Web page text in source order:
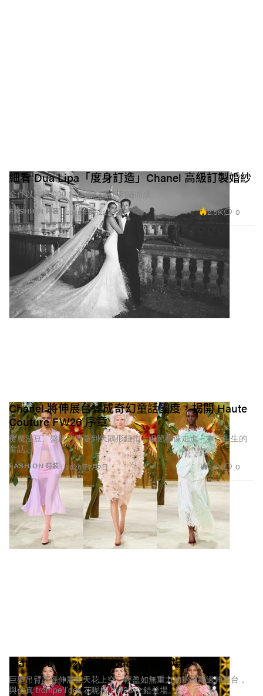
FASHION 時裝
細看 Dua Lipa「度身訂造」Chanel 高級訂製婚紗
全件以 480,000 粒珠飾純手工刺繡而成。
2026年6月22日 2.5K 0
FASHION 時裝
Chanel 將伸展台變成奇幻童話國度，揭開 Haute
Couture FW26 序章
從魔法豆、盤踞的藤蔓到天鵝形鈕扣，細節都像走進一本活生生的
童話。
2026年7月7日 1.3K 0
Matthieu Blazy 在 Chanel 編織一場夢
巨型吊臂高聳伸展在天花上空，輕盈如無重力的裙裝飄過伸展台，
與仿真 trompe l’oeil 花呢在 FW26 交錯登場。